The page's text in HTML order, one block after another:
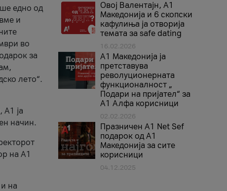
едно од
и
во
за
лето“.
ја
начин.
на A1
на
Овој Валентајн, A1
Македонија и 6 скопски
кафулиња ја отворија
темата за safe dating
16.02.2026
А1 Македонија ја
претставува
револуционерната
функционалност „
Подари на пријател“ за
А1 Алфа корисници
02.02.2026
Празничен A1 Net Sеf
подарок од А1
Македонија за сите
корисници
04.12.2025